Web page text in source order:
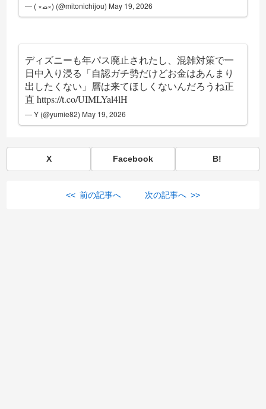
— ( ×‎ࡇ×) (@mitonichijou) May 19, 2026
ディズニーも年パス廃止されたし、混雑対策で一
日中入り浸る「自認ガチ勢だけどお金はあんまり
出したくない」層は来てほしくないんだろうね正
直https://t.co/UIMLYal4lH
— Y (@yumie82) May 19, 2026
X Facebook B!
<< 前の記事へ 次の記事へ >>